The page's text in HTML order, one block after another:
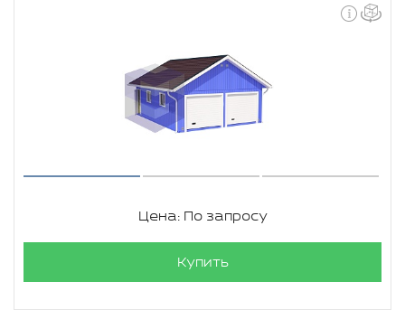
Цена: По запросу
Купить